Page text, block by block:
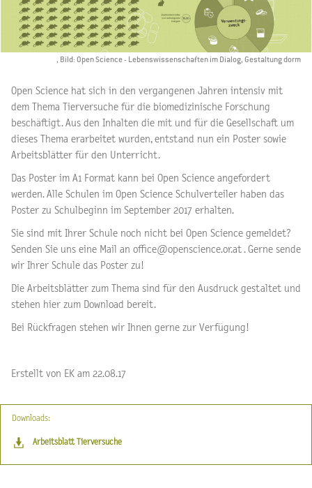
, Bild: Open Science - Lebenswissenschaften im Dialog, Gestaltung dorm
Open Science hat sich in den vergangenen Jahren intensiv mit
dem Thema Tierversuche für die biomedizinische Forschung
beschäftigt. Aus den Inhalten die mit und für die Gesellschaft um
dieses Thema erarbeitet wurden, entstand nun ein Poster sowie
Arbeitsblätter für den Unterricht.
Das Poster im A1 Format kann bei Open Science angefordert
werden. Alle Schulen im Open Science Schulverteiler haben das
Poster zu Schulbeginn im September 2017 erhalten.
Sie sind mit Ihrer Schule noch nicht bei Open Science gemeldet?
Senden Sie uns eine Mail an office@openscience.or.at . Gerne sende
wir Ihrer Schule das Poster zu!
Die Arbeitsblätter zum Thema sind für den Ausdruck gestaltet und
stehen hier zum Download bereit.
Bei Rückfragen stehen wir Ihnen gerne zur Verfügung!
Erstellt von EK am 22.08.17
Downloads:
Arbeitsblatt Tierversuche